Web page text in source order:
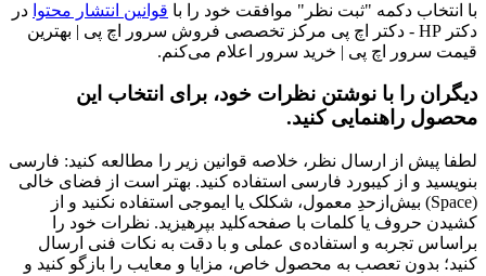
با انتخاب دکمه "ثبت نظر" موافقت خود را با قوانین انتشار محتوا در
دکتر HP - دکتر اچ پی مرکز تخصصی فروش سرور اچ پی | بهترین
قیمت سرور اچ پی | خرید سرور اعلام می‌کنم.
دیگران را با نوشتن نظرات خود، برای انتخاب این
محصول راهنمایی کنید.
لطفا پیش از ارسال نظر، خلاصه قوانین زیر را مطالعه کنید: فارسی
بنویسید و از کیبورد فارسی استفاده کنید. بهتر است از فضای خالی
(Space) بیش‌از‌حدِ معمول، شکلک یا ایموجی استفاده نکنید و از
کشیدن حروف یا کلمات با صفحه‌کلید بپرهیزید. نظرات خود را
براساس تجربه و استفاده‌ی عملی و با دقت به نکات فنی ارسال
کنید؛ بدون تعصب به محصول خاص، مزایا و معایب را بازگو کنید و